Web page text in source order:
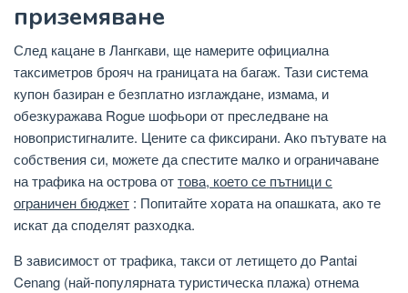
приземяване
След кацане в Лангкави, ще намерите официална
таксиметров брояч на границата на багаж. Тази система
купон базиран е безплатно изглаждане, измама, и
обезкуражава Rogue шофьори от преследване на
новопристигналите. Цените са фиксирани. Ако пътувате на
собствения си, можете да спестите малко и ограничаване
на трафика на острова оттова, което се пътници с
ограничен бюджет : Попитайте хората на опашката, ако те
искат да споделят разходка.
В зависимост от трафика, такси от летището до Pantai
Cenang (най-популярната туристическа плажа) отнема